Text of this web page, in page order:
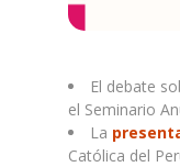
El debate
el Seminario
La
Católica del